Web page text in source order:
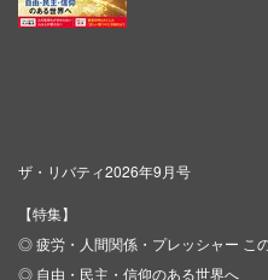
ザ・リバティ2026年9月号
【特集】
◎ 疲労・人間関係・プレッシャー こ
◎ 自由・民主・信仰のある世界へ